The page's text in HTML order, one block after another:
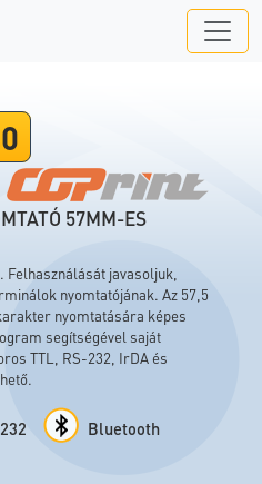
57MM-ES
javasoljuk,
nyomtatójának. Az 57,5
nyomtatására képes
segítségével saját
TTL, RS-232, IrDA és
Bluetooth